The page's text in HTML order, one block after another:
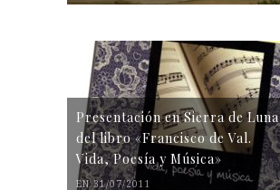
Presentación en Sierra de Luna
del libro «Francisco de Val.
Vida, Poesía y Música»
EN 31/07/2011